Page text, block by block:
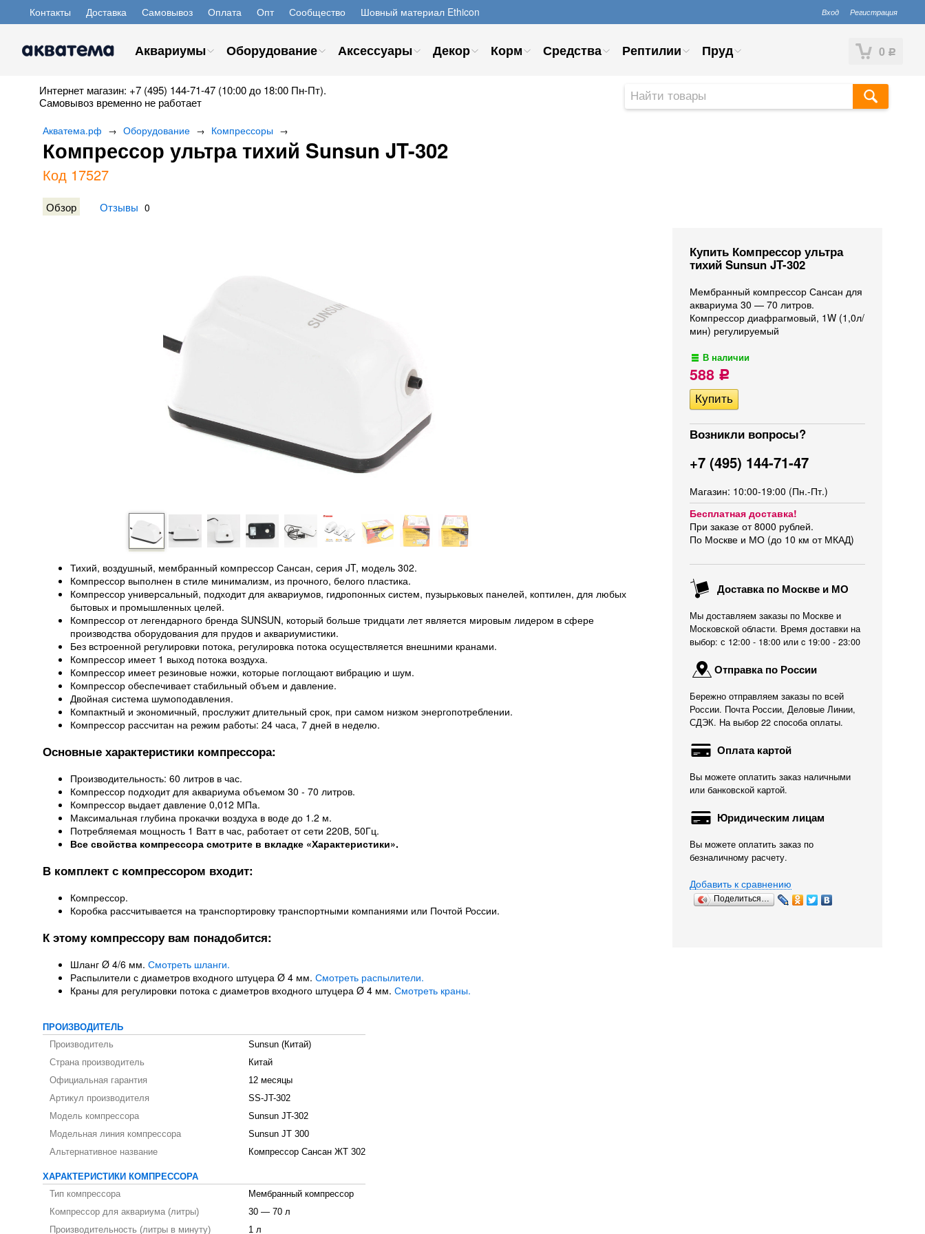
Контакты Доставка Самовывоз Оплата Опт Сообщество Шовный материал Ethicon Вход Регистрация
0 Р
Аквариумы Оборудование Аксессуары Декор Корм Средства Рептилии Пруд
Интернет магазин: +7 (495) 144-71-47 (10:00 до 18:00 Пн-Пт).
Самовывоз временно не работает
Акватема.рф → Оборудование → Компрессоры →
Компрессор ультра тихий Sunsun JT-302
Код 17527
Обзор Отзывы 0
Купить Компрессор ультра
тихий Sunsun JT-302
Мембранный компрессор Сансан для
аквариума 30 — 70 литров.
Компрессор диафрагмовый, 1W (1,0л/
мин) регулируемый
В наличии
588 Р
Возникли вопросы?
+7 (495) 144-71-47
Магазин: 10:00-19:00 (Пн.-Пт.)
Бесплатная доставка!
При заказе от 8000 рублей.
По Москве и МО (до 10 км от МКАД)
Доставка по Москве и МО
Мы доставляем заказы по Москве и
Московской области. Время доставки на
выбор: с 12:00 - 18:00 или c 19:00 - 23:00
Отправка по России
Бережно отправляем заказы по всей
России. Почта России, Деловые Линии,
СДЭК. На выбор 22 способа оплаты.
Оплата картой
Вы можете оплатить заказ наличными
или банковской картой.
Юридическим лицам
Вы можете оплатить заказ по
безналичному расчету.
Добавить к сравнению
Поделиться…
Тихий, воздушный, мембранный компрессор Сансан, серия JT, модель 302.
Компрессор выполнен в стиле минимализм, из прочного, белого пластика.
Компрессор универсальный, подходит для аквариумов, гидропонных систем, пузырьковых панелей, коптилен, для любых
бытовых и промышленных целей.
Компрессор от легендарного бренда SUNSUN, который больше тридцати лет является мировым лидером в сфере
производства оборудования для прудов и аквариумистики.
Без встроенной регулировки потока, регулировка потока осуществляется внешними кранами.
Компрессор имеет 1 выход потока воздуха.
Компрессор имеет резиновые ножки, которые поглощают вибрацию и шум.
Компрессор обеспечивает стабильный объем и давление.
Двойная система шумоподавления.
Компактный и экономичный, прослужит длительный срок, при самом низком энергопотреблении.
Компрессор рассчитан на режим работы: 24 часа, 7 дней в неделю.
Основные характеристики компрессора:
Производительность: 60 литров в час.
Компрессор подходит для аквариума объемом 30 - 70 литров.
Компрессор выдает давление 0,012 МПа.
Максимальная глубина прокачки воздуха в воде до 1.2 м.
Потребляемая мощность 1 Ватт в час, работает от сети 220В, 50Гц.
Все свойства компрессора смотрите в вкладке «Характеристики».
В комплект с компрессором входит:
Компрессор.
Коробка рассчитывается на транспортировку транспортными компаниями или Почтой России.
К этому компрессору вам понадобится:
Шланг Ø 4/6 мм. Смотреть шланги.
Распылители с диаметров входного штуцера Ø 4 мм. Смотреть распылители.
Краны для регулировки потока с диаметров входного штуцера Ø 4 мм. Смотреть краны.
ПРОИЗВОДИТЕЛЬ
Производитель
Sunsun (Китай)
Страна производитель
Китай
Официальная гарантия
12 месяцы
Артикул производителя
SS-JT-302
Модель компрессора
Sunsun JT-302
Модельная линия компрессора
Sunsun JT 300
Альтернативное название
Компрессор Сансан ЖТ 302
ХАРАКТЕРИСТИКИ КОМПРЕССОРА
Тип компрессора
Мембранный компрессор
Компрессор для аквариума (литры)
30 — 70 л
Производительность (литры в минуту)
1 л